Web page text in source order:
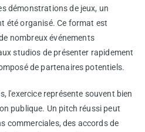
démonstrations de jeux, un
été organisé. Ce format est
nombreux événements
studios de présenter rapidement
de partenaires potentiels.
l'exercice représente souvent bien
publique. Un pitch réussi peut
commerciales, des accords de